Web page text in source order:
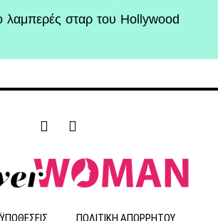
λαμπερές σταρ του Hollywood
F
e
b
o
I
t
a
rΠΟΛΙΤΙΚΗ ΑΠΟΡΡΗΤΟΥ